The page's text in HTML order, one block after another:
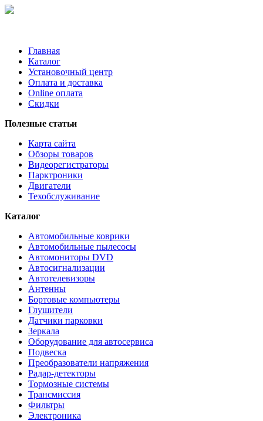
Главная
Каталог
Установочный центр
Оплата и доставка
Online оплата
Скидки
Полезные статьи
Карта сайта
Обзоры товаров
Видеорегистраторы
Парктроники
Двигатели
Техобслуживание
Каталог
Автомобильные коврики
Автомобильные пылесосы
Автомониторы DVD
Автосигнализации
Автотелевизоры
Антенны
Бортовые компьютеры
Глушители
Датчики парковки
Зеркала
Оборудование для автосервиса
Подвеска
Преобразователи напряжения
Радар-детекторы
Тормозные системы
Трансмиссия
Фильтры
Электроника